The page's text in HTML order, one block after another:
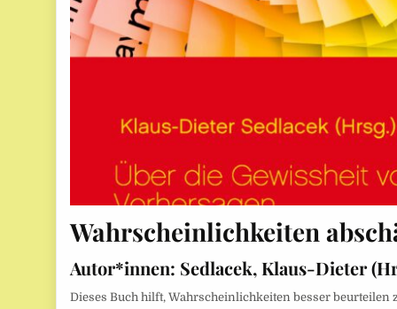
Wahrscheinlichkeiten
Autor*innen: Sedlacek, Klaus-Dieter
Dieses Buch hilft, Wahrscheinlichkeiten besser beurteilen